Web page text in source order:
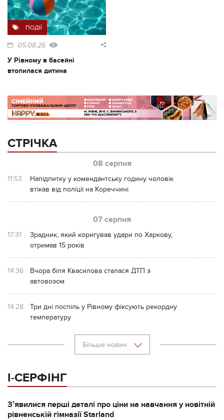
ПОДІЇ
05.08.26
У Рівному в басейні
втопилася дитина
СТРІЧКА
08 серпня
11:53
Напідпитку у комендантську годину чоловік
втікав від поліції на Кореччині
07 серпня
17:31
Зрадник, який коригував удари по Харкову,
отримав 15 років
14:36
Вчора біля Квасилова сталася ДТП з
автовозом
14:28
Три дні поспіль у Рівному фіксують рекордну
температуру
Більше новин
І-СЕРФІНГ
Зʼявилися перші деталі про ціни на навчання у новітній
рівненській гімназії Starland